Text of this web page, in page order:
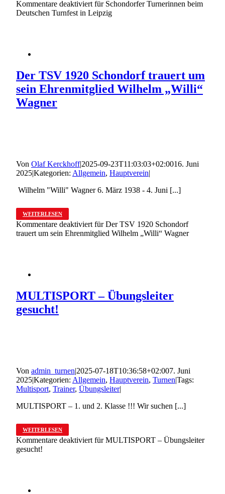
Kommentare deaktiviert für Schondorfer Turnerinnen beim
Deutschen Turnfest in Leipzig
Der TSV 1920 Schondorf trauert um
sein Ehrenmitglied Wilhelm „Willi“
Wagner
Von Olaf Kerckhoff|2025-09-23T11:03:03+02:0016. Juni
2025|Kategorien: Allgemein, Hauptverein|
Wilhelm "Willi" Wagner 6. März 1938 - 4. Juni [...]
WEITERLESEN
Kommentare deaktiviert für Der TSV 1920 Schondorf
trauert um sein Ehrenmitglied Wilhelm „Willi“ Wagner
MULTISPORT – Übungsleiter
gesucht!
Von admin_turnen|2025-07-18T10:36:58+02:007. Juni
2025|Kategorien: Allgemein, Hauptverein, Turnen|Tags:
Multisport, Trainer, Übungsleiter|
MULTISPORT – 1. und 2. Klasse !!! Wir suchen [...]
WEITERLESEN
Kommentare deaktiviert für MULTISPORT – Übungsleiter
gesucht!